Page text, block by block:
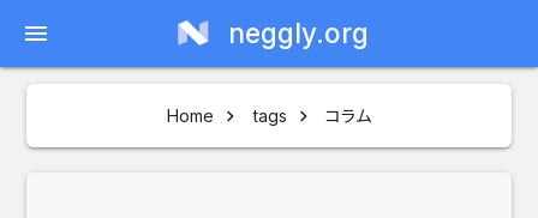
menu neggly.org
Home tags コラム